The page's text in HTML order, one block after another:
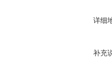
详细
补充